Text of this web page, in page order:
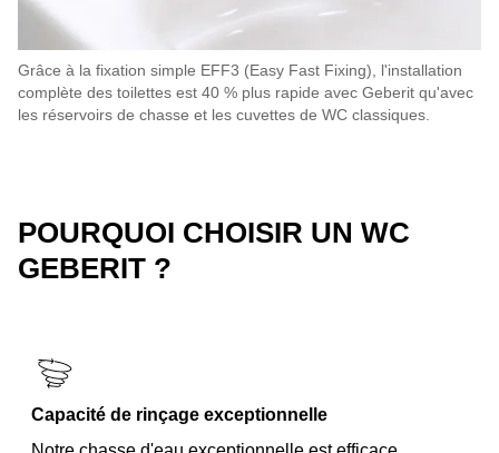
Grâce à la fixation simple EFF3 (Easy Fast Fixing), l'installation
complète des toilettes est 40 % plus rapide avec Geberit qu'avec
les réservoirs de chasse et les cuvettes de WC classiques.
POURQUOI CHOISIR UN WC
GEBERIT ?
Capacité de rinçage exceptionnelle